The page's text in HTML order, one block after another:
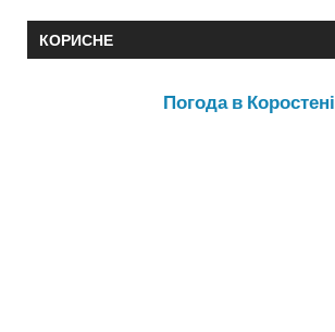
КОРИСНЕ
Погода в Коростені